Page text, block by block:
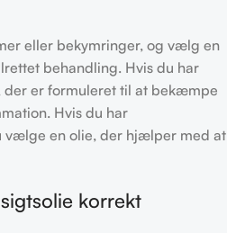
eller bekymringer, og vælg en
behandling. Hvis du har
er formuleret til at bekæmpe
Hvis du har
vælge en olie, der hjælper med at
korrekt